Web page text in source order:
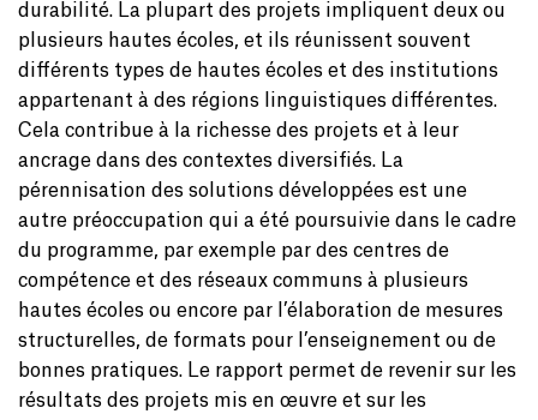
durabilité. La plupart des projets impliquent deux ou
plusieurs hautes écoles, et ils réunissent souvent
différents types de hautes écoles et des institutions
appartenant à des régions linguistiques différentes.
Cela contribue à la richesse des projets et à leur
ancrage dans des contextes diversifiés. La
pérennisation des solutions développées est une
autre préoccupation qui a été poursuivie dans le cadre
du programme, par exemple par des centres de
compétence et des réseaux communs à plusieurs
hautes écoles ou encore par l’élaboration de mesures
structurelles, de formats pour l’enseignement ou de
bonnes pratiques. Le rapport permet de revenir sur les
résultats des projets mis en œuvre et sur les